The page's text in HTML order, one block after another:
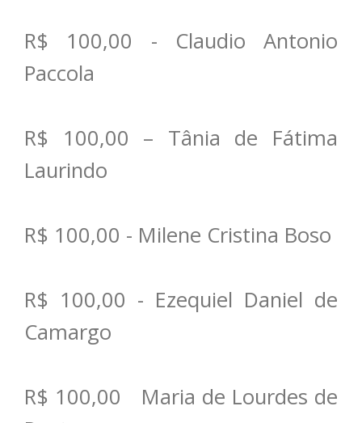
R$ 100,00 - Claudio Antonio
Paccola
R$ 100,00 – Tânia de Fátima
Laurindo
R$ 100,00 - Milene Cristina Boso
R$ 100,00 - Ezequiel Daniel de
Camargo
R$ 100,00 Maria de Lourdes de